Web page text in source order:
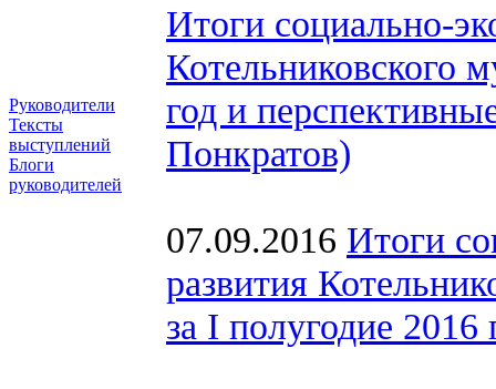
Руководители
Тексты
выступлений
Блоги
руководителей
Итоги социально-
Котельниковского
год и
Понкратов)
07.09.2016 Итоги
развития
за I полугодие